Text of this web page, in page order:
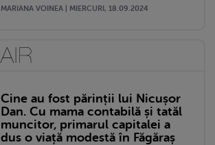
MARIANA VOINEA | MIERCURI, 18.09.2024
Cine au fost părinții lui Nicușor
Dan. Cu mama contabilă și tatăl
muncitor, primarul capitalei a
dus o viață modestă în Făgăraș